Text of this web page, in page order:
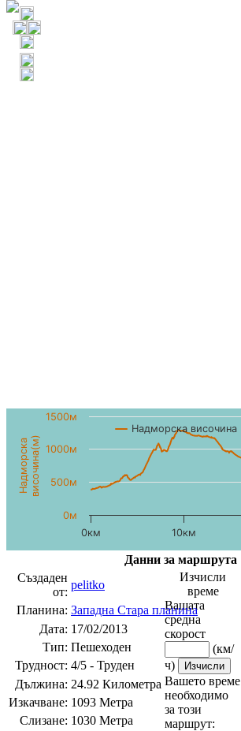
Надморскависочина(м)
Надморска височина
0км 10км
0м
500м
1000м
1500м
Данни за маршрута
Създаден
от:
pelitko
Изчисли
време
Вашата
средна
скорост
(км/
ч)
Вашето време
необходимо
за този
маршрут:
Планина: Западна Стара планина
Дата: 17/02/2013
Тип: Пешеходен
Трудност: 4/5 - Труден
Дължина: 24.92 Километра
Изкачване: 1093 Метра
Слизане: 1030 Метра